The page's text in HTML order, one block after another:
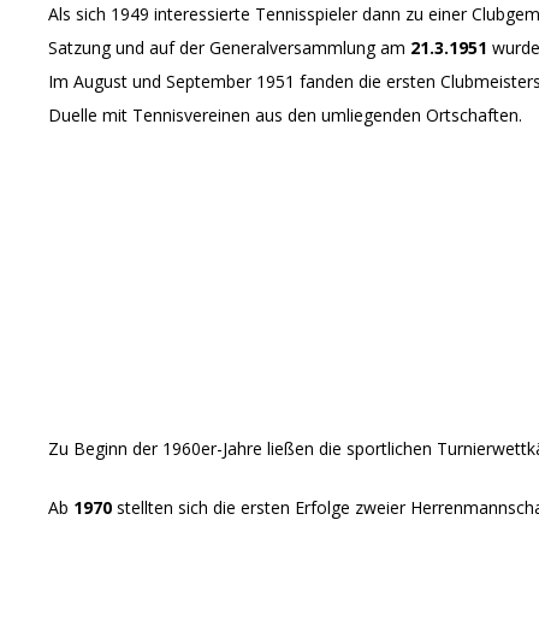
Als sich 1949 interessierte Tennisspieler dann zu einer
Satzung und auf der Generalversammlung am 21.3.1951
Im August und September 1951 fanden die ersten
Duelle mit Tennisvereinen aus den umliegenden Ortschaften.
Zu Beginn der 1960er-Jahre ließen die sportlichen
Ab 1970stellten sich die ersten Erfolge zweier